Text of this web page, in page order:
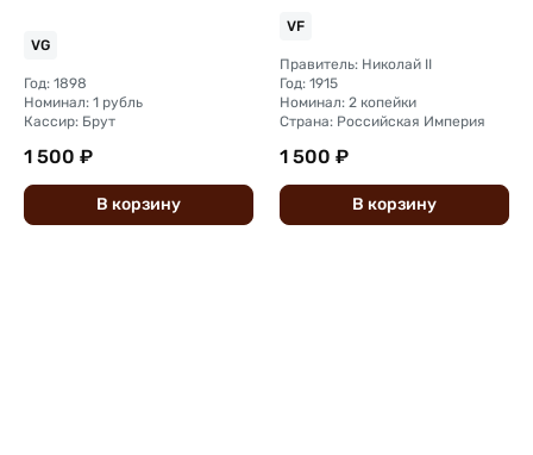
VG
Год: 1898
Номинал: 1 рубль
Кассир: Брут
1 500 ₽
В корзину
VF
Правитель: Николай II
Год: 1915
Номинал: 2 копейки
Страна: Российская Империя
1 500 ₽
В корзину